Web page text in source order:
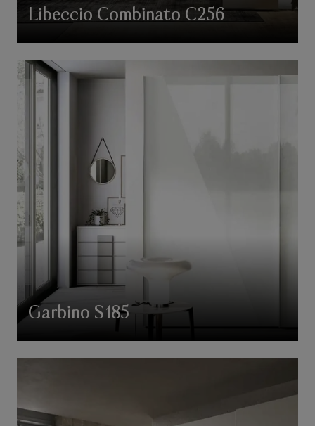
Libeccio Combinato C256
Garbino S185